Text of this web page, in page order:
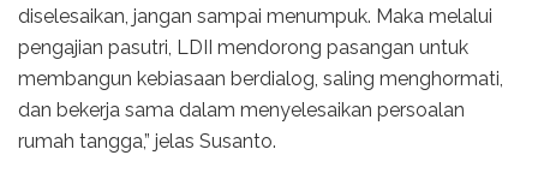
diselesaikan, jangan sampai menumpuk. Maka melalui
pengajian pasutri, LDII mendorong pasangan untuk
membangun kebiasaan berdialog, saling menghormati,
dan bekerja sama dalam menyelesaikan persoalan
rumah tangga,” jelas Susanto.